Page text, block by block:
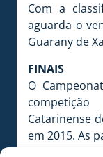
Com a
aguarda o
Guarany de
FINAIS
O
Catarinense
em 2015. As